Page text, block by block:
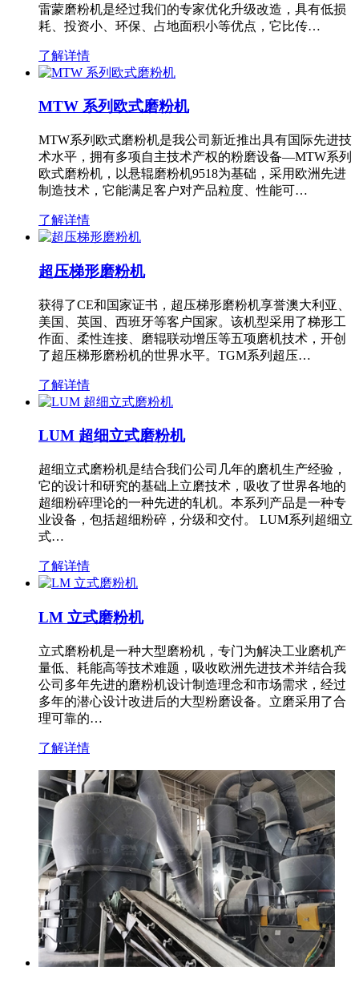
雷蒙磨粉机是经过我们的专家优化升级改造，具有低损
耗、投资小、环保、占地面积小等优点，它比传…
了解详情
MTW 系列欧式磨粉机
MTW系列欧式磨粉机是我公司新近推出具有国际先进技
术水平，拥有多项自主技术产权的粉磨设备—MTW系列
欧式磨粉机，以悬辊磨粉机9518为基础，采用欧洲先进
制造技术，它能满足客户对产品粒度、性能可…
了解详情
超压梯形磨粉机
获得了CE和国家证书，超压梯形磨粉机享誉澳大利亚、
美国、英国、西班牙等客户国家。该机型采用了梯形工
作面、柔性连接、磨辊联动增压等五项磨机技术，开创
了超压梯形磨粉机的世界水平。TGM系列超压…
了解详情
LUM 超细立式磨粉机
超细立式磨粉机是结合我们公司几年的磨机生产经验，
它的设计和研究的基础上立磨技术，吸收了世界各地的
超细粉碎理论的一种先进的轧机。本系列产品是一种专
业设备，包括超细粉碎，分级和交付。 LUM系列超细立
式…
了解详情
LM 立式磨粉机
立式磨粉机是一种大型磨粉机，专门为解决工业磨机产
量低、耗能高等技术难题，吸收欧洲先进技术并结合我
公司多年先进的磨粉机设计制造理念和市场需求，经过
多年的潜心设计改进后的大型粉磨设备。立磨采用了合
理可靠的…
了解详情